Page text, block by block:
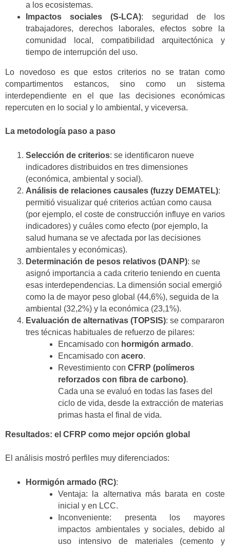
a los ecosistemas.
Impactos sociales (S-LCA): seguridad de los
trabajadores, derechos laborales, efectos sobre la
comunidad local, compatibilidad arquitectónica y
tiempo de interrupción del uso.
Lo novedoso es que estos criterios no se tratan como
compartimentos estancos, sino como un sistema
interdependiente en el que las decisiones económicas
repercuten en lo social y lo ambiental, y viceversa.
La metodología paso a paso
Selección de criterios: se identificaron nueve
indicadores distribuidos en tres dimensiones
(económica, ambiental y social).
Análisis de relaciones causales (fuzzy DEMATEL):
permitió visualizar qué criterios actúan como causa
(por ejemplo, el coste de construcción influye en varios
indicadores) y cuáles como efecto (por ejemplo, la
salud humana se ve afectada por las decisiones
ambientales y económicas).
Determinación de pesos relativos (DANP): se
asignó importancia a cada criterio teniendo en cuenta
esas interdependencias. La dimensión social emergió
como la de mayor peso global (44,6%), seguida de la
ambiental (32,2%) y la económica (23,1%).
Evaluación de alternativas (TOPSIS): se compararon
tres técnicas habituales de refuerzo de pilares:
Encamisado con hormigón armado.
Encamisado conacero.
Revestimiento conCFRP (polímeros
reforzados con fibra de carbono).
Cada una se evaluó en todas las fases del
ciclo de vida, desde la extracción de materias
primas hasta el final de vida.
Resultados: el CFRP como mejor opción global
El análisis mostró perfiles muy diferenciados:
Hormigón armado (RC):
Ventaja: la alternativa más barata en coste
inicial y en LCC.
Inconveniente: presenta los mayores
impactos ambientales y sociales, debido al
uso intensivo de materiales (cemento y